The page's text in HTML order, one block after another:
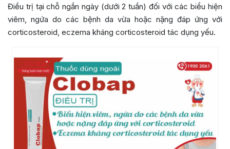
Điều trị tại chỗ ngắn ngày (dưới 2 tuần) đối với các biểu hiện
viêm, ngứa do các bệnh da vừa hoặc nặng đáp ứng với
corticosteroid, eczema kháng corticosteroid tác dụng yếu.